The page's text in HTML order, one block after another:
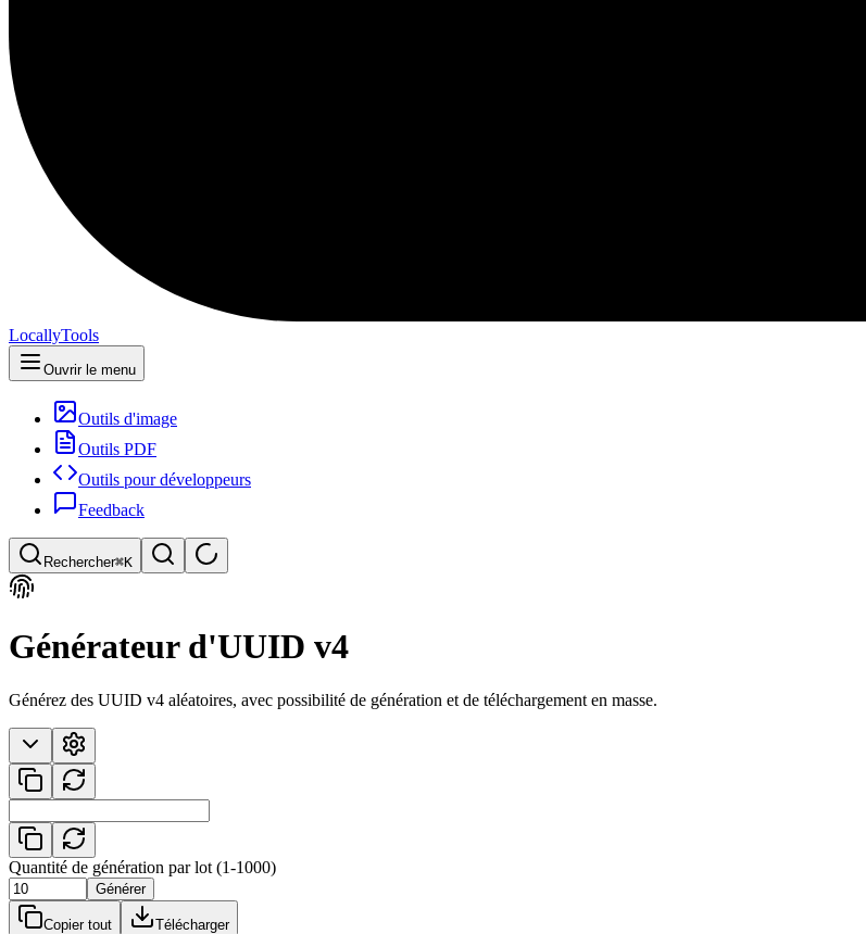
LocallyTools
Ouvrir le menu
Outils d'image
Outils PDF
Outils pour développeurs
Feedback
Rechercher⌘K
Rechercher des outils
Recherche rapide d'outils
Générateur d'UUID v4
Générez des UUID v4 aléatoires, avec possibilité de génération et de téléchargement en masse.
Quantité de génération par lot (1-1000)
Générer
Copier tout Télécharger